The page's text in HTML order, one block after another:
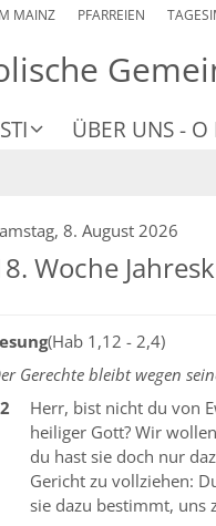
MAINZ PFARREIEN
ÜBER UNS -
8. August 2026
Woche
(Hab 1,12 - 2,4)
Gerechte bleibt wegen
Herr, bist nicht du von
heiliger Gott? Wir
du hast sie doch nur
Gericht zu vollziehen:
sie dazu bestimmt, uns